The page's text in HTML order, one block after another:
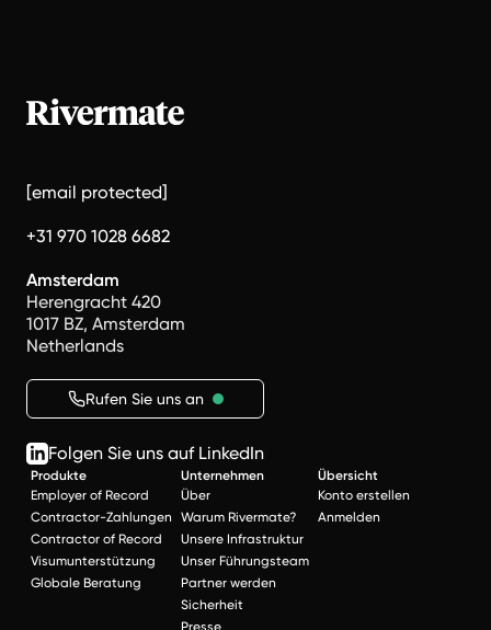
[email protected]
+31 970 1028 6682
Amsterdam
Herengracht 420
1017 BZ, Amsterdam
Netherlands
Rufen Sie uns an
Folgen Sie uns auf LinkedIn
Produkte
Employer of Record
Contractor-Zahlungen
Contractor of Record
Visumunterstützung
Globale Beratung
Unternehmen
Über
Warum Rivermate?
Unsere Infrastruktur
Unser Führungsteam
Partner werden
Sicherheit
Presse
Übersicht
Konto erstellen
Anmelden